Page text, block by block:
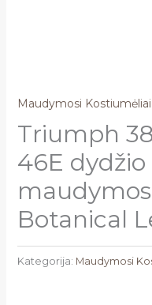
Maudymosi
Triumph
46E
Botanical
Kategorija: Maudymosi